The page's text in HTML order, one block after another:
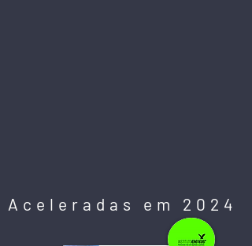
Aceleradas em 2024